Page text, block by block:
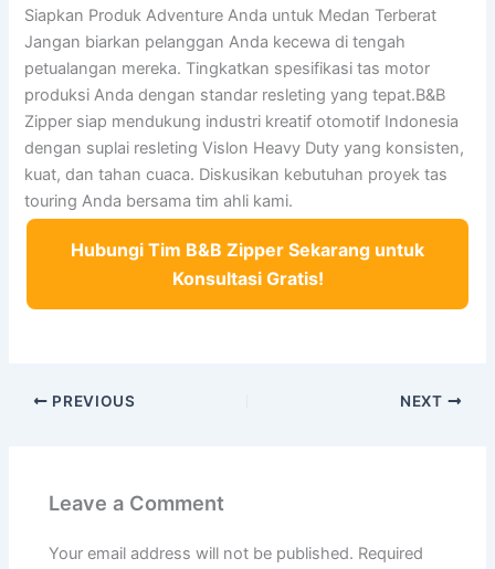
Siapkan Produk Adventure Anda untuk Medan Terberat
Jangan biarkan pelanggan Anda kecewa di tengah
petualangan mereka. Tingkatkan spesifikasi tas motor
produksi Anda dengan standar resleting yang tepat.B&B
Zipper siap mendukung industri kreatif otomotif Indonesia
dengan suplai resleting Vislon Heavy Duty yang konsisten,
kuat, dan tahan cuaca. Diskusikan kebutuhan proyek tas
touring Anda bersama tim ahli kami.
Hubungi Tim B&B Zipper Sekarang untuk
Konsultasi Gratis!
PREVIOUS NEXT
Leave a Comment
Your email address will not be published. Required